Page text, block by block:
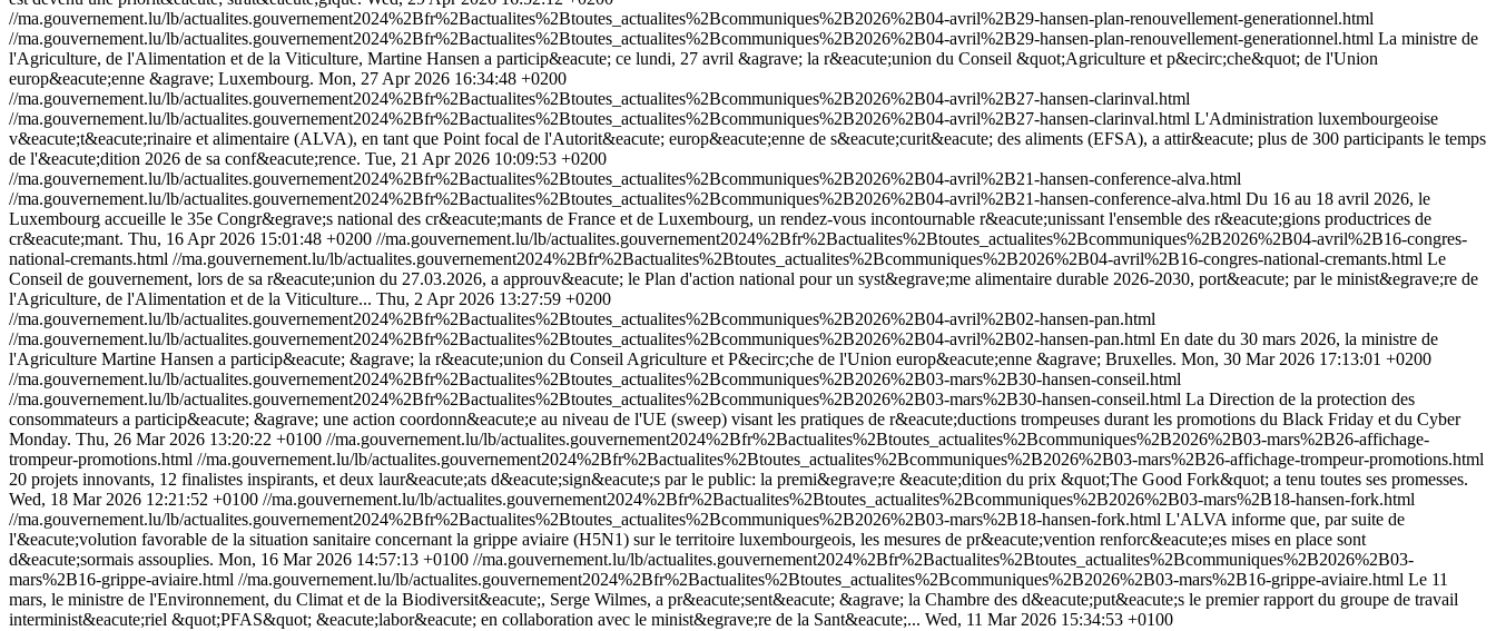
//ma.gouvernement.lu/lb/actualites.gouvernement2024%2Bfr%2Bactualites%2Btoutes_actualites%2Bcommuniques%2B2026%2B04-avril%2B29-hansen-plan-renouvellement-generationnel.html
//ma.gouvernement.lu/lb/actualites.gouvernement2024%2Bfr%2Bactualites%2Btoutes_actualites%2Bcommuniques%2B2026%2B04-avril%2B29-hansen-plan-renouvellement-generationnel.html La ministre de
l'Agriculture, de l'Alimentation et de la Viticulture, Martine Hansen a particip&eacute; ce lundi, 27 avril &agrave; la r&eacute;union du Conseil &quot;Agriculture et p&ecirc;che&quot; de l'Union
europ&eacute;enne &agrave; Luxembourg. Mon, 27 Apr 2026 16:34:48 +0200
//ma.gouvernement.lu/lb/actualites.gouvernement2024%2Bfr%2Bactualites%2Btoutes_actualites%2Bcommuniques%2B2026%2B04-avril%2B27-hansen-clarinval.html
//ma.gouvernement.lu/lb/actualites.gouvernement2024%2Bfr%2Bactualites%2Btoutes_actualites%2Bcommuniques%2B2026%2B04-avril%2B27-hansen-clarinval.html L'Administration luxembourgeoise
v&eacute;t&eacute;rinaire et alimentaire (ALVA), en tant que Point focal de l'Autorit&eacute; europ&eacute;enne de s&eacute;curit&eacute; des aliments (EFSA), a attir&eacute; plus de 300 participants le temps
de l'&eacute;dition 2026 de sa conf&eacute;rence. Tue, 21 Apr 2026 10:09:53 +0200
//ma.gouvernement.lu/lb/actualites.gouvernement2024%2Bfr%2Bactualites%2Btoutes_actualites%2Bcommuniques%2B2026%2B04-avril%2B21-hansen-conference-alva.html
//ma.gouvernement.lu/lb/actualites.gouvernement2024%2Bfr%2Bactualites%2Btoutes_actualites%2Bcommuniques%2B2026%2B04-avril%2B21-hansen-conference-alva.html Du 16 au 18 avril 2026, le
Luxembourg accueille le 35e Congr&egrave;s national des cr&eacute;mants de France et de Luxembourg, un rendez-vous incontournable r&eacute;unissant l'ensemble des r&eacute;gions productrices de
cr&eacute;mant. Thu, 16 Apr 2026 15:01:48 +0200 //ma.gouvernement.lu/lb/actualites.gouvernement2024%2Bfr%2Bactualites%2Btoutes_actualites%2Bcommuniques%2B2026%2B04-avril%2B16-congres-
national-cremants.html //ma.gouvernement.lu/lb/actualites.gouvernement2024%2Bfr%2Bactualites%2Btoutes_actualites%2Bcommuniques%2B2026%2B04-avril%2B16-congres-national-cremants.html Le
Conseil de gouvernement, lors de sa r&eacute;union du 27.03.2026, a approuv&eacute; le Plan d'action national pour un syst&egrave;me alimentaire durable 2026-2030, port&eacute; par le minist&egrave;re de
l'Agriculture, de l'Alimentation et de la Viticulture... Thu, 2 Apr 2026 13:27:59 +0200
//ma.gouvernement.lu/lb/actualites.gouvernement2024%2Bfr%2Bactualites%2Btoutes_actualites%2Bcommuniques%2B2026%2B04-avril%2B02-hansen-pan.html
//ma.gouvernement.lu/lb/actualites.gouvernement2024%2Bfr%2Bactualites%2Btoutes_actualites%2Bcommuniques%2B2026%2B04-avril%2B02-hansen-pan.html En date du 30 mars 2026, la ministre de
l'Agriculture Martine Hansen a particip&eacute; &agrave; la r&eacute;union du Conseil Agriculture et P&ecirc;che de l'Union europ&eacute;enne &agrave; Bruxelles. Mon, 30 Mar 2026 17:13:01 +0200
//ma.gouvernement.lu/lb/actualites.gouvernement2024%2Bfr%2Bactualites%2Btoutes_actualites%2Bcommuniques%2B2026%2B03-mars%2B30-hansen-conseil.html
//ma.gouvernement.lu/lb/actualites.gouvernement2024%2Bfr%2Bactualites%2Btoutes_actualites%2Bcommuniques%2B2026%2B03-mars%2B30-hansen-conseil.html La Direction de la protection des
consommateurs a particip&eacute; &agrave; une action coordonn&eacute;e au niveau de l'UE (sweep) visant les pratiques de r&eacute;ductions trompeuses durant les promotions du Black Friday et du Cyber
Monday. Thu, 26 Mar 2026 13:20:22 +0100 //ma.gouvernement.lu/lb/actualites.gouvernement2024%2Bfr%2Bactualites%2Btoutes_actualites%2Bcommuniques%2B2026%2B03-mars%2B26-affichage-
trompeur-promotions.html //ma.gouvernement.lu/lb/actualites.gouvernement2024%2Bfr%2Bactualites%2Btoutes_actualites%2Bcommuniques%2B2026%2B03-mars%2B26-affichage-trompeur-promotions.html
20 projets innovants, 12 finalistes inspirants, et deux laur&eacute;ats d&eacute;sign&eacute;s par le public: la premi&egrave;re &eacute;dition du prix &quot;The Good Fork&quot; a tenu toutes ses promesses.
Wed, 18 Mar 2026 12:21:52 +0100 //ma.gouvernement.lu/lb/actualites.gouvernement2024%2Bfr%2Bactualites%2Btoutes_actualites%2Bcommuniques%2B2026%2B03-mars%2B18-hansen-fork.html
//ma.gouvernement.lu/lb/actualites.gouvernement2024%2Bfr%2Bactualites%2Btoutes_actualites%2Bcommuniques%2B2026%2B03-mars%2B18-hansen-fork.html L'ALVA informe que, par suite de
l'&eacute;volution favorable de la situation sanitaire concernant la grippe aviaire (H5N1) sur le territoire luxembourgeois, les mesures de pr&eacute;vention renforc&eacute;es mises en place sont
d&eacute;sormais assouplies. Mon, 16 Mar 2026 14:57:13 +0100 //ma.gouvernement.lu/lb/actualites.gouvernement2024%2Bfr%2Bactualites%2Btoutes_actualites%2Bcommuniques%2B2026%2B03-
mars%2B16-grippe-aviaire.html //ma.gouvernement.lu/lb/actualites.gouvernement2024%2Bfr%2Bactualites%2Btoutes_actualites%2Bcommuniques%2B2026%2B03-mars%2B16-grippe-aviaire.html Le 11
mars, le ministre de l'Environnement, du Climat et de la Biodiversit&eacute;, Serge Wilmes, a pr&eacute;sent&eacute; &agrave; la Chambre des d&eacute;put&eacute;s le premier rapport du groupe de travail
interminist&eacute;riel &quot;PFAS&quot; &eacute;labor&eacute; en collaboration avec le minist&egrave;re de la Sant&eacute;... Wed, 11 Mar 2026 15:34:53 +0100